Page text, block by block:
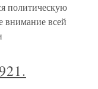
политическую
внимание всей